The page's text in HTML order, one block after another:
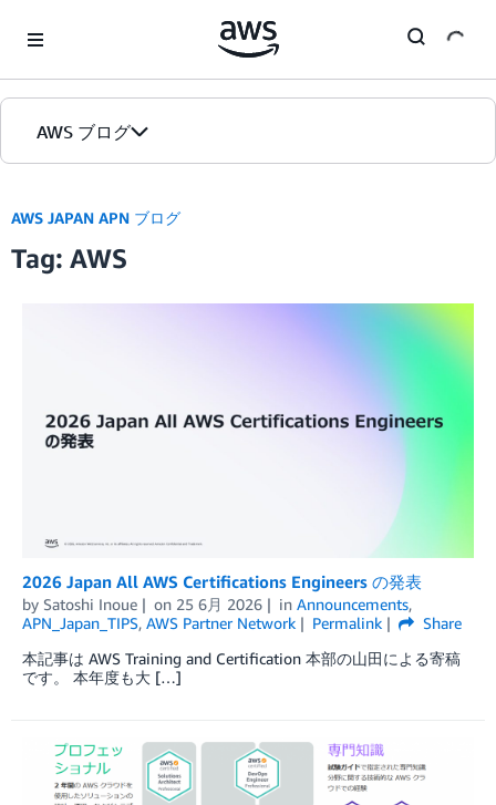
AWS ブログ
カテゴリ
エディション
AWS JAPAN APN ブログ
Tag: AWS
2026 Japan All AWS Certifications Engineers の発表
by Satoshi Inoue on 25 6月 2026 in Announcements,
APN_Japan_TIPS, AWS Partner Network Permalink
Share
本記事は AWS Training and Certification 本部の山田による寄稿
です。 本年度も大 […]